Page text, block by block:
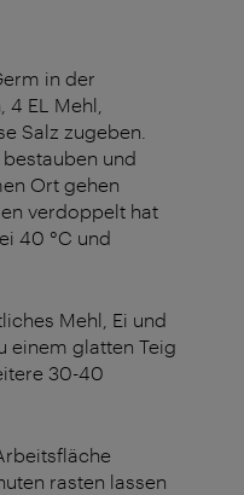
in der
EL Mehl,
Salz zugeben.
und
Ort gehen
verdoppelt hat
40 °C und
Mehl, Ei und
einem glatten Teig
30-40
rasten lassen